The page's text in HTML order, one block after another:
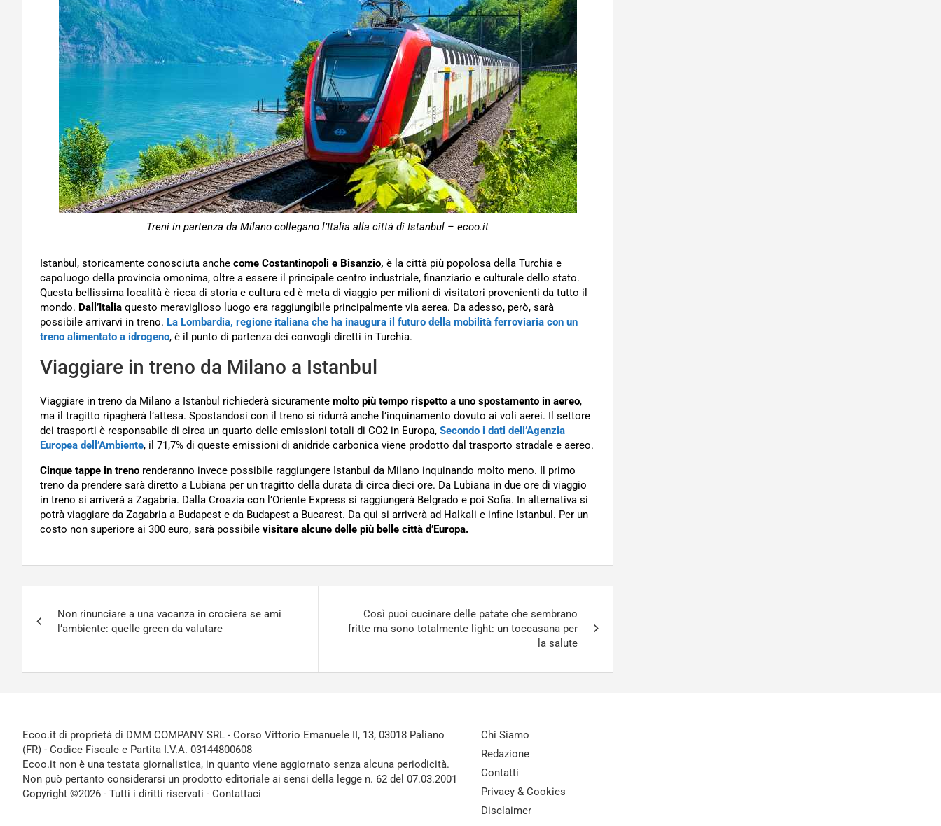
Treni in partenza da Milano collegano l’Italia alla città di Istanbul – ecoo.it
Istanbul, storicamente conosciuta anche come Costantinopoli e Bisanzio, è la città più popolosa della Turchia e
capoluogo della provincia omonima, oltre a essere il principale centro industriale, finanziario e culturale dello stato.
Questa bellissima località è ricca di storia e cultura ed è meta di viaggio per milioni di visitatori provenienti da tutto il
mondo. Dall’Italia questo meraviglioso luogo era raggiungibile principalmente via aerea. Da adesso, però, sarà
possibile arrivarvi in treno. La Lombardia, regione italiana che ha inaugura il futuro della mobilità ferroviaria con un
treno alimentato a idrogeno, è il punto di partenza dei convogli diretti in Turchia.
Viaggiare in treno da Milano a Istanbul
Viaggiare in treno da Milano a Istanbul richiederà sicuramente molto più tempo rispetto a uno spostamento in aereo,
ma il tragitto ripagherà l’attesa. Spostandosi con il treno si ridurrà anche l’inquinamento dovuto ai voli aerei. Il settore
dei trasporti è responsabile di circa un quarto delle emissioni totali di CO2 in Europa, Secondo i dati dell’Agenzia
Europea dell’Ambiente, il 71,7% di queste emissioni di anidride carbonica viene prodotto dal trasporto stradale e aereo.
Cinque tappe in treno renderanno invece possibile raggiungere Istanbul da Milano inquinando molto meno. Il primo
treno da prendere sarà diretto a Lubiana per un tragitto della durata di circa dieci ore. Da Lubiana in due ore di viaggio
in treno si arriverà a Zagabria. Dalla Croazia con l’Oriente Express si raggiungerà Belgrado e poi Sofia. In alternativa si
potrà viaggiare da Zagabria a Budapest e da Budapest a Bucarest. Da qui si arriverà ad Halkali e infine Istanbul. Per un
costo non superiore ai 300 euro, sarà possibile visitare alcune delle più belle città d’Europa.
articoli
Non rinunciare a una vacanza in crociera se ami
l’ambiente: quelle green da valutare
Così puoi cucinare delle patate che sembrano
fritte ma sono totalmente light: un toccasana per
la salute
Ecoo.it di proprietà di DMM COMPANY SRL - Corso Vittorio Emanuele II, 13, 03018 Paliano
(FR) - Codice Fiscale e Partita I.V.A. 03144800608
Ecoo.it non è una testata giornalistica, in quanto viene aggiornato senza alcuna periodicità.
Non può pertanto considerarsi un prodotto editoriale ai sensi della legge n. 62 del 07.03.2001
Copyright ©2026 - Tutti i diritti riservati - Contattaci
Chi Siamo
Redazione
Contatti
Privacy & Cookies
Disclaimer